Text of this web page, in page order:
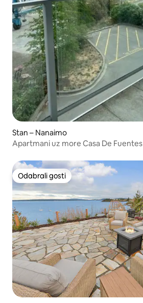
Stan – Nanaimo
Apartmani uz more Casa De Fuentes
Odabrali gosti
Odabrali gosti